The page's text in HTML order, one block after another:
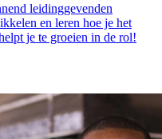
leidinggevenden
en leren hoe je het
je te groeien in de rol!